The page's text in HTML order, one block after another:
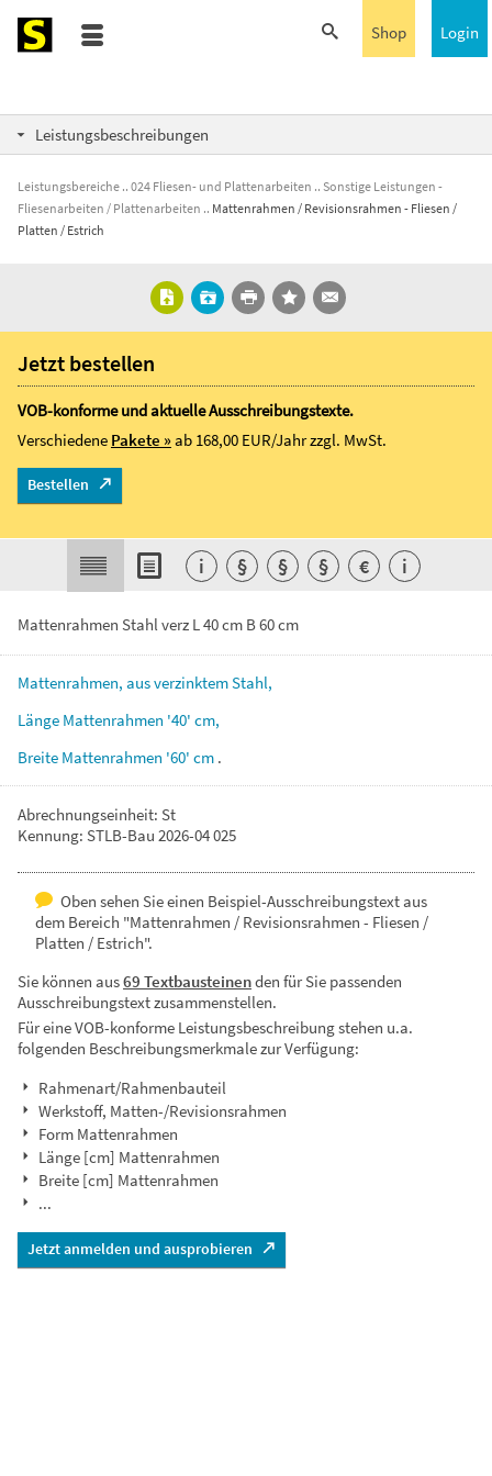
Login
Shop
Leistungsbeschreibungen
Leistungsbereiche 024 Fliesen- und Plattenarbeiten
Sonstige Leistungen -
Fliesenarbeiten / Plattenarbeiten
Mattenrahmen / Revisionsrahmen - Fliesen /
Platten / Estrich
Mattenrahmen Stahl verz L 40 cm B 60 cm
Mattenrahmen, ausverzinktemStahl,
Länge Mattenrahmen '40' cm,
Breite Mattenrahmen '60' cm .
Abrechnungseinheit: St
Kennung: STLB-Bau 2026-04 025
Oben sehen Sie einen Beispiel-Ausschreibungstext aus
dem Bereich "Mattenrahmen / Revisionsrahmen - Fliesen /
Platten / Estrich".
Sie können aus69 Textbausteinenden für Sie passenden
Ausschreibungstext zusammenstellen.
Für eine VOB-konforme Leistungsbeschreibung stehen u.a.
folgenden Beschreibungsmerkmale zur Verfügung:
Rahmenart/Rahmenbauteil
Werkstoff, Matten-/Revisionsrahmen
Form Mattenrahmen
Länge [cm] Mattenrahmen
Breite [cm] Mattenrahmen
...
Jetzt anmelden und ausprobieren
Jetzt bestellen
VOB-konforme und aktuelle Ausschreibungstexte.
Verschiedene Pakete »ab 168,00 EUR/Jahrzzgl. MwSt.
Bestellen
i § § § € i